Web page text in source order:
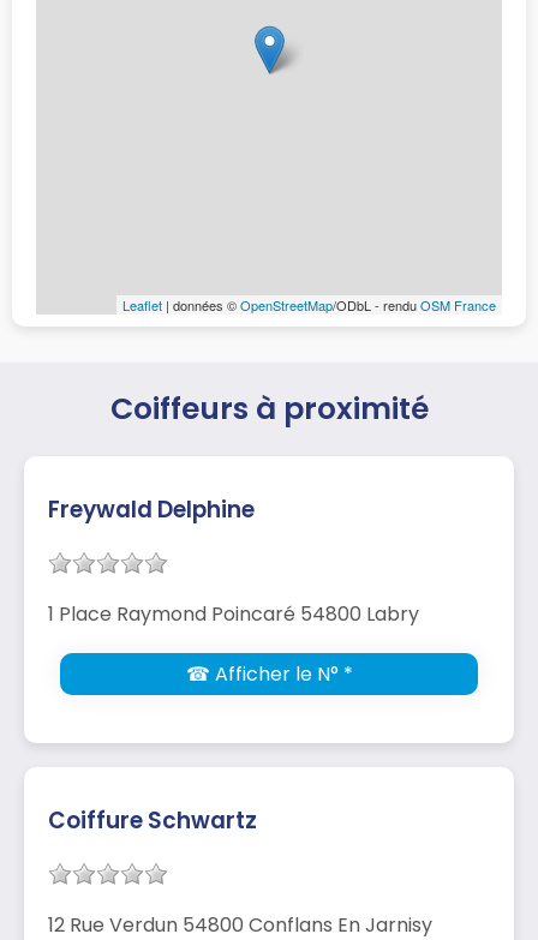
Leaflet | données ©OpenStreetMap/ODbL - renduOSM France
Coiffeurs à proximité
Freywald Delphine
1 Place Raymond Poincaré 54800 Labry
☎ Afficher le N° *
Coiffure Schwartz
12 Rue Verdun 54800 Conflans En Jarnisy